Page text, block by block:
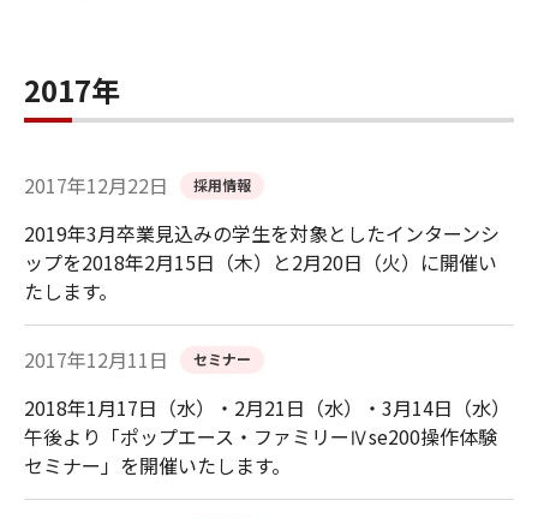
2017年
2017年12月22日 採用情報
2019年3月卒業見込みの学生を対象としたインターンシ
ップを2018年2月15日（木）と2月20日（火）に開催い
たします。
2017年12月11日 セミナー
2018年1月17日（水）・2月21日（水）・3月14日（水）
午後より「ポップエース・ファミリーⅣse200操作体験
セミナー」を開催いたします。